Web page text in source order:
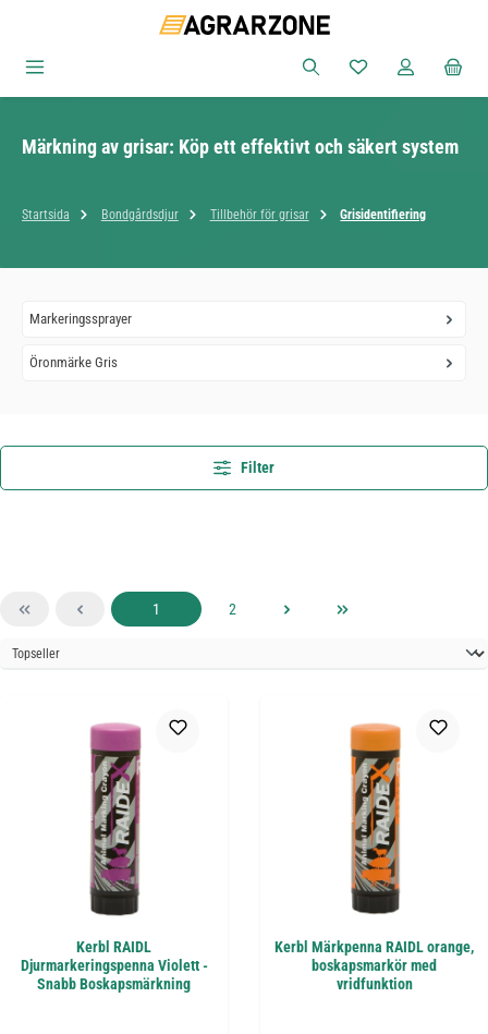
Du har 0 objekt i
Märkning av grisar: Köp ett effektivt och säkert system
Startsida Bondgårdsdjur Tillbehör för grisar Grisidentifiering
Markeringssprayer
Öronmärke Gris
Filter
Sida
1 Sida
2
Kerbl RAIDL
Djurmarkeringspenna Violett -
Snabb Boskapsmärkning
Kerbl Märkpenna RAIDL orange,
boskapsmarkör med
vridfunktion